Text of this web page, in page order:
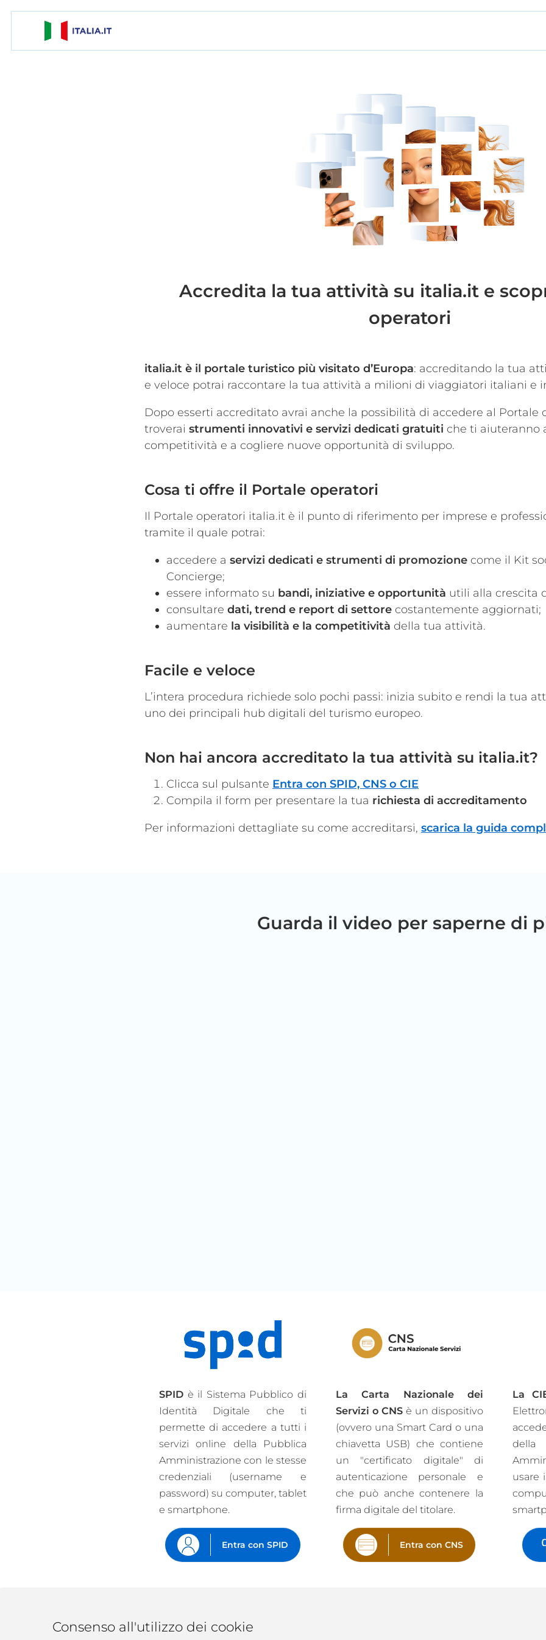
Accredita la tua attività su italia.it e
operatori
italia.it è il portale turistico più visitato d’Europa: accreditando la tua
e veloce potrai raccontare la tua attività a milioni di viaggiatori italiani e
Dopo esserti accreditato avrai anche la possibilità di accedere al Portale
troverai strumenti innovativi e servizi dedicati gratuiti che ti aiuteranno
competitività e a cogliere nuove opportunità di sviluppo.
Cosa ti offre il Portale operatori
Il Portale operatori italia.it è il punto di riferimento per imprese e
tramite il quale potrai:
accedere a servizi dedicati e strumenti di promozione come il Kit
Concierge;
essere informato su bandi, iniziative e opportunità utili alla crescita
consultare dati, trend e report di settore costantemente aggiornati;
aumentare la visibilità e la competitività della tua attività.
Facile e veloce
L’intera procedura richiede solo pochi passi: inizia subito e rendi la tua
uno dei principali hub digitali del turismo europeo.
Non hai ancora accreditato la tua attività su italia.it?
Clicca sul pulsante Entra con SPID, CNS o CIE
Compila il form per presentare la tua richiesta di accreditamento
Per informazioni dettagliate su come accreditarsi, scarica la guida
Guarda il video per saperne di
SPID è il Sistema Pubblico di
Identità Digitale che ti
permette di accedere a tutti i
servizi online della Pubblica
Amministrazione con le stesse
credenziali (username e
password) su computer, tablet
e smartphone.
Entra con SPID
La Carta Nazionale dei
Servizi o CNS è un dispositivo
(ovvero una Smart Card o una
chiavetta USB) che contiene
un "certificato digitale" di
autenticazione personale e
che può anche contenere la
firma digitale del titolare.
Entra con CNS
La
usare
Consenso all'utilizzo dei cookie